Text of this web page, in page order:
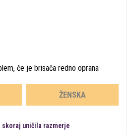
če je brisača redno oprana
ŽENSKA
skoraj uničila razmerje